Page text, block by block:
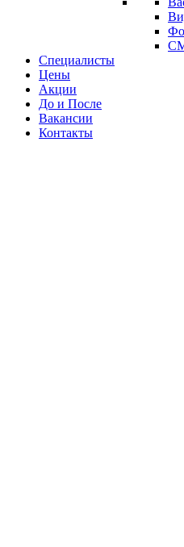
Специалисты
Цены
Акции
До и После
Вакансии
Контакты